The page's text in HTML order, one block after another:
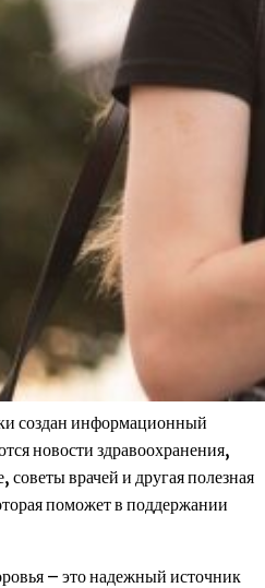
создан информационный
новости здравоохранения,
советы врачей и другая полезная
поможет в поддержании
– это надежный источник